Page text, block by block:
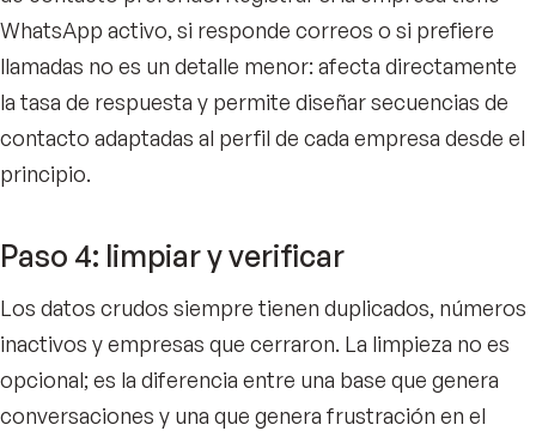
WhatsApp activo, si responde correos o si prefiere
llamadas no es un detalle menor: afecta directamente
la tasa de respuesta y permite diseñar secuencias de
contacto adaptadas al perfil de cada empresa desde el
principio.
Paso 4: limpiar y verificar
Los datos crudos siempre tienen duplicados, números
inactivos y empresas que cerraron. La limpieza no es
opcional; es la diferencia entre una base que genera
conversaciones y una que genera frustración en el